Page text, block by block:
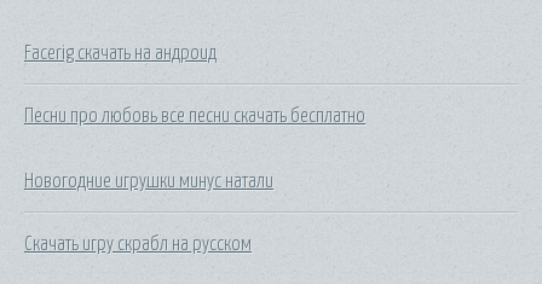
Facerig скачать на андроид
Песни про любовь все песни скачать бесплатно
Новогодние игрушки минус натали
Скачать игру скрабл на русском